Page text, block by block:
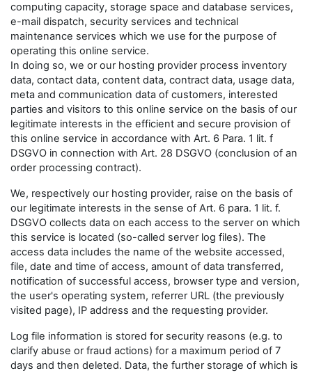
computing capacity, storage space and database services,
e-mail dispatch, security services and technical
maintenance services which we use for the purpose of
operating this online service.
In doing so, we or our hosting provider process inventory
data, contact data, content data, contract data, usage data,
meta and communication data of customers, interested
parties and visitors to this online service on the basis of our
legitimate interests in the efficient and secure provision of
this online service in accordance with Art. 6 Para. 1 lit. f
DSGVO in connection with Art. 28 DSGVO (conclusion of an
order processing contract).
We, respectively our hosting provider, raise on the basis of
our legitimate interests in the sense of Art. 6 para. 1 lit. f.
DSGVO collects data on each access to the server on which
this service is located (so-called server log files). The
access data includes the name of the website accessed,
file, date and time of access, amount of data transferred,
notification of successful access, browser type and version,
the user's operating system, referrer URL (the previously
visited page), IP address and the requesting provider.
Log file information is stored for security reasons (e.g. to
clarify abuse or fraud actions) for a maximum period of 7
days and then deleted. Data, the further storage of which is